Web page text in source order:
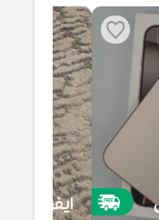
ايفون 15 العادي